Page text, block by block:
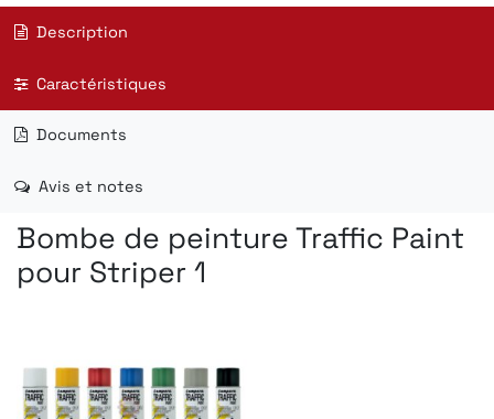
Description
Caractéristiques
Documents
Avis et notes
Bombe de peinture Traffic Paint
pour Striper 1